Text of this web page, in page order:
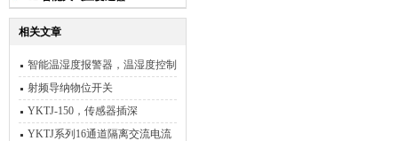
相关文章
智能温湿度报警器，温湿度控制
器
射频导纳物位开关
YKTJ-150，传感器插深
100mm，一体化数显管道测温
YKTJ系列16通道隔离交流电流